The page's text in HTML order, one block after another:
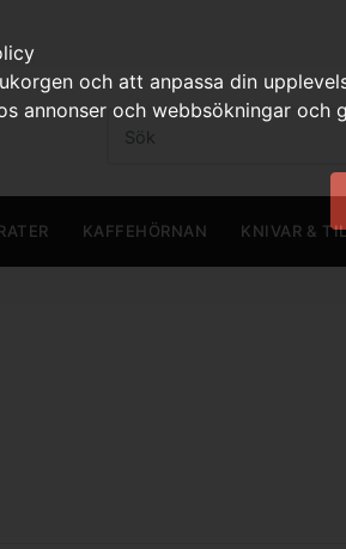
KAFFEHÖRNAN KNIVAR &
och att anpassa din
annonser och webbsökningar